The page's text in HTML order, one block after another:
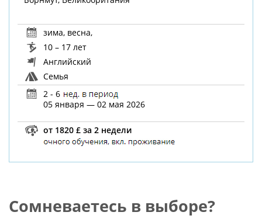
зима, весна,
10 – 17 лет
Английский
Семья
2 - 6
05 января — 02 мая 2026
от 1820 £ за 2 недели
Сомневаетесь в выборе?